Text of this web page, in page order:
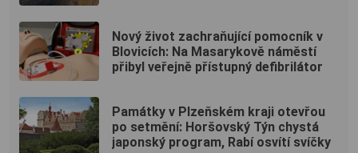
Nový život zachraňující pomocník v
Blovicích: Na Masarykově náměstí
přibyl veřejně přístupný defibrilátor
Památky v Plzeňském kraji otevřou
po setmění: Horšovský Týn chystá
japonský program, Rabí osvítí svíčky